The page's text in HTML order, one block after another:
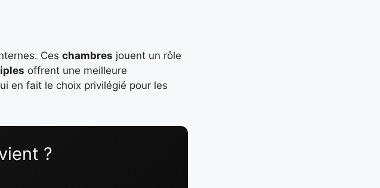
Ces chambres jouent un rôle
offrent une meilleure
en fait le choix privilégié pour les
?